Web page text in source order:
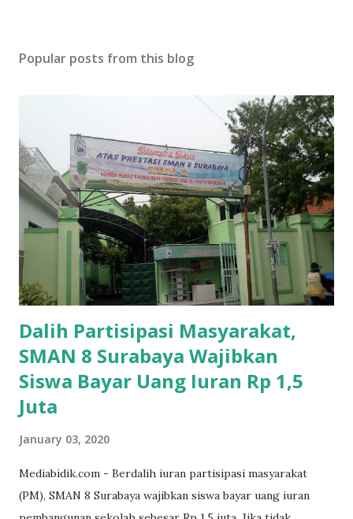
Popular posts from this blog
Dalih Partisipasi Masyarakat,
SMAN 8 Surabaya Wajibkan
Siswa Bayar Uang Iuran Rp 1,5
Juta
January 03, 2020
Mediabidik.com - Berdalih iuran partisipasi masyarakat
(PM), SMAN 8 Surabaya wajibkan siswa bayar uang iuran